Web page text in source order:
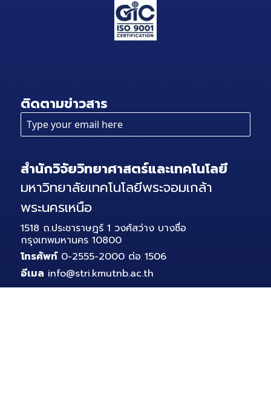
ติดตามข่าวสาร
สำนักวิจัยวิทยาศาสตร์และเทคโนโลยี
มหาวิทยาลัยเทคโนโลยีพระจอมเกล้า
พระนครเหนือ
1518 ถ.ประชาราษฎร์ 1 วงศ์สว่าง บางซื่อ
กรุงเทพมหานคร 10800
โทรศัพท์0-2555-2000 ต่อ 1506
อีเมล info@stri.kmutnb.ac.th